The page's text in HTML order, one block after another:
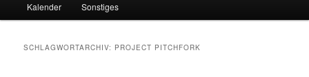
Kalender Sonstiges
SCHLAGWORTARCHIV: PROJECT PITCHFORK